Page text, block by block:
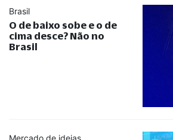
Brasil
O de baixo sobe e o de
cima desce? Não no
Brasil
Mercado de ideias